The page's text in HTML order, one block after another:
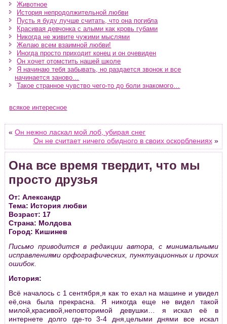
Животное
История непродолжительной любви
Пусть я буду лучше считать, что она погибла
Красивая девчонка с алыми как кровь губами
Никогда не живите чужими мыслями
Желаю всем взаимной любви!
Иногда просто приходит конец и он очевиден
Он хочет отомстить нашей школе
Я начинаю тебя забывать, но раздается звонок и все
начинается заново…
Такое странное чувство чего-то до боли знакомого…
всякое интересное
«Он нежно ласкал мой лоб, убирая снег
Он не считает ничего обидного в своих оскорблениях»
Она все время твердит, что мы
просто друзья
От: Александр
Тема: История любви
Возраст: 17
Страна: Молдова
Город: Кишинев
Письмо приводится в редакции автора, с минимальными
исправлениями орфографических, пунктуационных и прочих
ошибок.
История:
Всё началось с 1 сентября,я как то ехал на машине и увидел
её,она была прекрасна. Я никогда еще не видел такой
милой,красивой,неповторимой девушки… я искал её в
интернете долго где-то 3-4 дня,целыми днями все искал